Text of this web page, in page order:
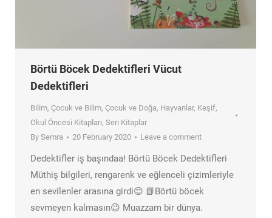
Börtü Böcek Dedektifleri Vücut
Dedektifleri
Bilim, Çocuk ve Bilim, Çocuk ve Doğa, Hayvanlar, Keşif,
Okul Öncesi Kitapları, Seri Kitaplar
By Semra 20 February 2020 Leave a comment
Dedektifler iş başındaa! Börtü Böcek Dedektifleri
Müthiş bilgileri, rengarenk ve eğlenceli çizimleriyle
en sevilenler arasına girdi😊 📗Börtü böcek
sevmeyen kalmasın😉 Muazzam bir dünya.